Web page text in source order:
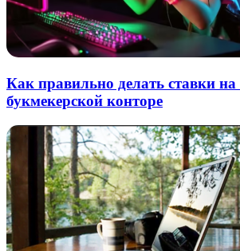
Как правильно делать ставки на
букмекерской конторе